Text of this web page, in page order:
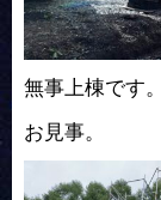
無事上棟です。
お見事。